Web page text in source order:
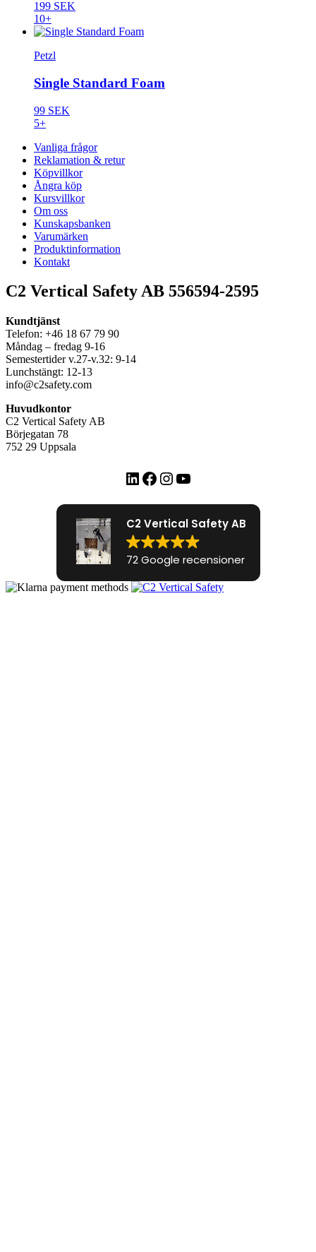
199 SEK
10+
Petzl
Single Standard Foam
99 SEK
5+
Vanliga frågor
Reklamation & retur
Köpvillkor
Ångra köp
Kursvillkor
Om oss
Kunskapsbanken
Varumärken
Produktinformation
Kontakt
C2 Vertical Safety AB 556594-2595
Kundtjänst
Telefon: +46 18 67 79 90
Måndag – fredag 9-16
Semestertider v.27-v.32: 9-14
Lunchstängt: 12-13
info@c2safety.com
Huvudkontor
C2 Vertical Safety AB
Börjegatan 78
752 29 Uppsala
LinkedIn
Facebook
Instagram
YouTube
C2 Vertical Safety AB
72 Google recensioner